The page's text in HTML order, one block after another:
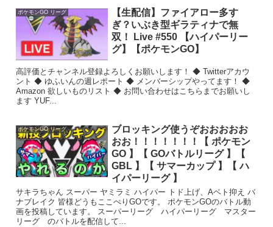
ポケモンGO リーグ
【生配信】ファイアロー多す
ぎ？いぶき型ギラティナで無
双！ Live #550 【ハイパーリー
グ】【ポケモンGO】
高評価とチャンネル登録よろしくお願いします！ ◆ Twitterアカウ
ント ◆ ゆふいんの週レポート ◆ メンバーシップやってます！ ◆
Amazon 欲しいものリスト ◆ お問い合わせはこちらまでお願いし
ます YUF...
ポケモンGO リーグ
ブロッキング使うぞおおおおお
おお！！！！！！！【 ポケモン
GO 】【 GOバトルリーグ 】【
GBL 】【 サマーカップ 】【 ハ
イパーリーグ 】
サキラちゃん スーパー ヤミラミ ハイパー トド上げ、Aベト抑え バ
ナブレイク 皆様どうもここぺりGOです。 ポケモンGOのバトル動
画を投稿しています。 スーパーリーグ ハイパーリーグ マスター
リーグ のバトルを配信して...